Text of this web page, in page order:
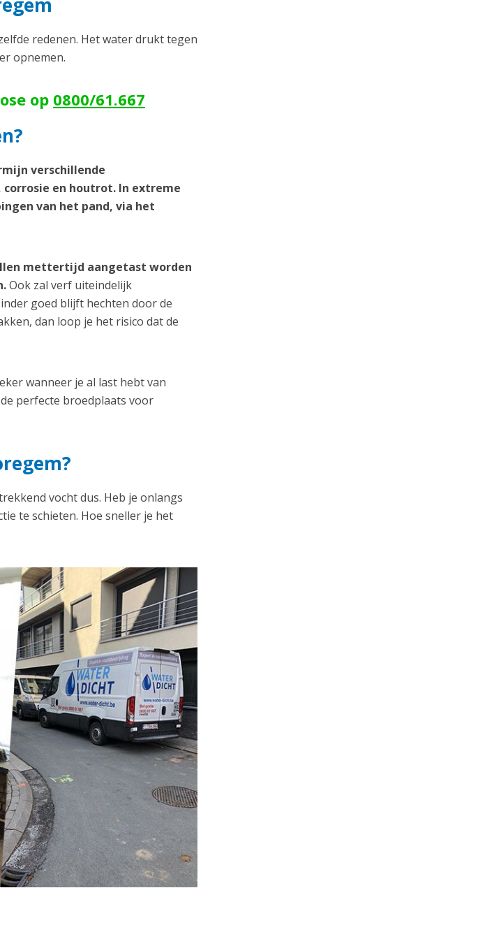
redenen. Het water drukt tegen
opnemen.
op 0800/61.667
verschillende
en houtrot. In extreme
van het pand, via het
mettertijd aangetast worden
Ook zal verf uiteindelijk
goed blijft hechten door de
dan loop je het risico dat de
wanneer je al last hebt van
perfecte broedplaats voor
vocht dus. Heb je onlangs
te schieten. Hoe sneller je het